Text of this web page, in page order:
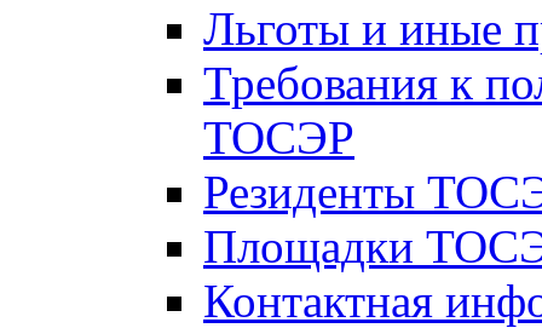
Льготы и иные
Требования к
ТОСЭР
Резиденты
Площадки
Контактная